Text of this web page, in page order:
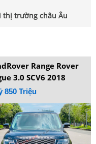
thị trường châu Âu
Range Rover
3.0 SCV6 2018
850 Triệu